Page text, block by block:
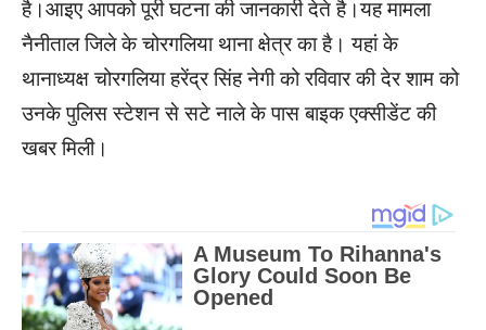
है।आइए आपको पूरी घटना की जानकारी देते है।यह मामला
नैनीताल जिले के चोरगलिया थाना क्षेत्र का है। यहां के
थानाध्यक्ष चोरगलिया हरेंद्र सिंह नेगी को रविवार की देर शाम को
उनके पुलिस स्टेशन से सटे नाले के पास बाइक एक्सीडेंट की
खबर मिली।